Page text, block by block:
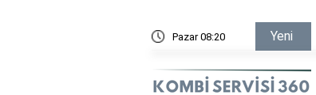
Pazar 08:20 Yeni